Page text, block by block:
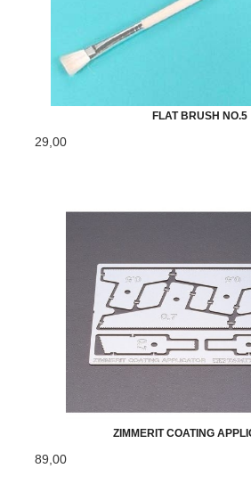
FLAT BRUSH NO.5
29,00
ZIMMERIT COATING
89,00